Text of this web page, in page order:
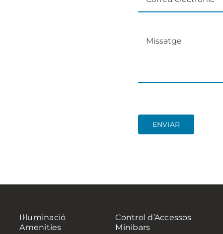
ENVIAR
Il·luminació
Amenities
Control d’Accessos
Minibars